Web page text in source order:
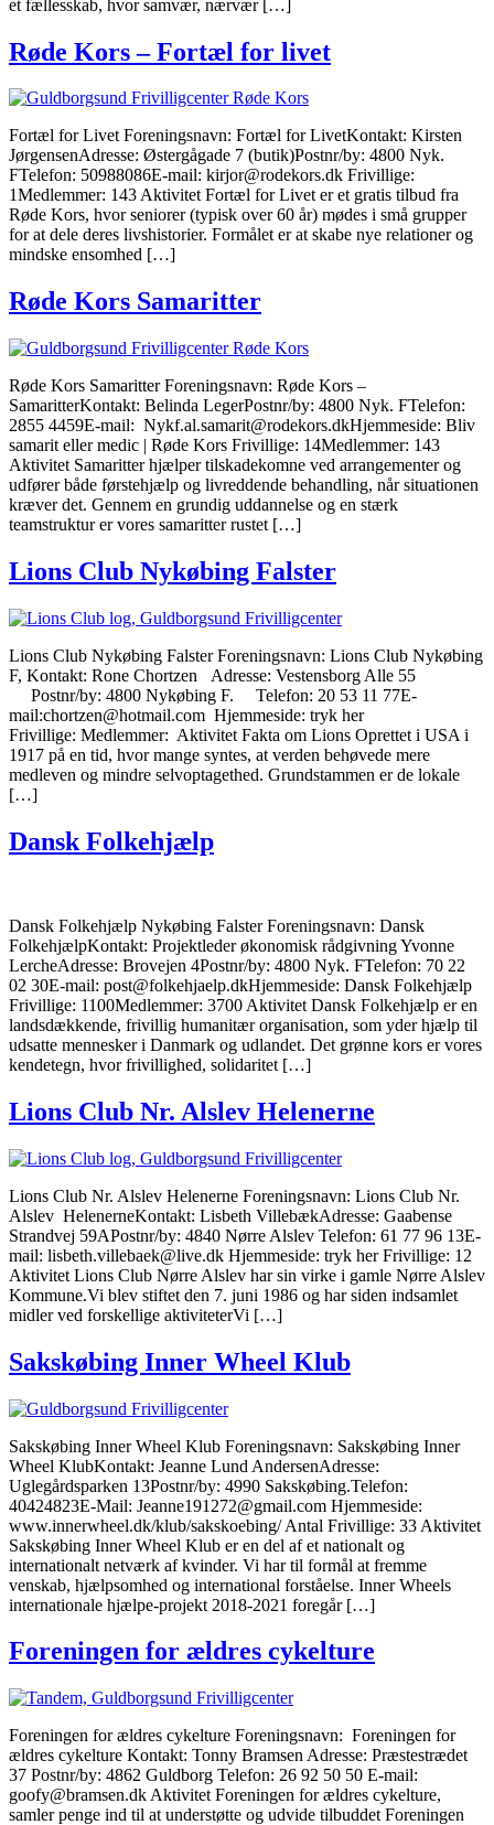
et fællesskab, hvor samvær, nærvær […]
Røde Kors – Fortæl for livet
Fortæl for Livet Foreningsnavn: Fortæl for LivetKontakt: Kirsten
JørgensenAdresse: Østergågade 7 (butik)Postnr/by: 4800 Nyk.
FTelefon: 50988086E-mail: kirjor@rodekors.dk Frivillige:
1Medlemmer: 143 Aktivitet Fortæl for Livet er et gratis tilbud fra
Røde Kors, hvor seniorer (typisk over 60 år) mødes i små grupper
for at dele deres livshistorier. Formålet er at skabe nye relationer og
mindske ensomhed […]
Røde Kors Samaritter
Røde Kors Samaritter Foreningsnavn: Røde Kors –
SamaritterKontakt: Belinda LegerPostnr/by: 4800 Nyk. FTelefon:
2855 4459E-mail: Nykf.al.samarit@rodekors.dkHjemmeside: Bliv
samarit eller medic | Røde Kors Frivillige: 14Medlemmer: 143
Aktivitet Samaritter hjælper tilskadekomne ved arrangementer og
udfører både førstehjælp og livreddende behandling, når situationen
kræver det. Gennem en grundig uddannelse og en stærk
teamstruktur er vores samaritter rustet […]
Lions Club Nykøbing Falster
Lions Club Nykøbing Falster Foreningsnavn: Lions Club Nykøbing
F, Kontakt: Rone Chortzen Adresse: Vestensborg Alle 55
Postnr/by: 4800 Nykøbing F. Telefon: 20 53 11 77E-
mail:chortzen@hotmail.com Hjemmeside: tryk her
Frivillige: Medlemmer: Aktivitet Fakta om Lions Oprettet i USA i
1917 på en tid, hvor mange syntes, at verden behøvede mere
medleven og mindre selvoptagethed. Grundstammen er de lokale
[…]
Dansk Folkehjælp
Dansk Folkehjælp Nykøbing Falster Foreningsnavn: Dansk
FolkehjælpKontakt: Projektleder økonomisk rådgivning Yvonne
LercheAdresse: Brovejen 4Postnr/by: 4800 Nyk. FTelefon: 70 22
02 30E-mail: post@folkehjaelp.dkHjemmeside: Dansk Folkehjælp
Frivillige: 1100Medlemmer: 3700 Aktivitet Dansk Folkehjælp er en
landsdækkende, frivillig humanitær organisation, som yder hjælp til
udsatte mennesker i Danmark og udlandet. Det grønne kors er vores
kendetegn, hvor frivillighed, solidaritet […]
Lions Club Nr. Alslev Helenerne
Lions Club Nr. Alslev Helenerne Foreningsnavn: Lions Club Nr.
Alslev HelenerneKontakt: Lisbeth VillebækAdresse: Gaabense
Strandvej 59APostnr/by: 4840 Nørre Alslev Telefon: 61 77 96 13E-
mail: lisbeth.villebaek@live.dk Hjemmeside: tryk her Frivillige: 12
Aktivitet Lions Club Nørre Alslev har sin virke i gamle Nørre Alslev
Kommune.Vi blev stiftet den 7. juni 1986 og har siden indsamlet
midler ved forskellige aktiviteterVi […]
Sakskøbing Inner Wheel Klub
Sakskøbing Inner Wheel Klub Foreningsnavn: Sakskøbing Inner
Wheel KlubKontakt: Jeanne Lund AndersenAdresse:
Uglegårdsparken 13Postnr/by: 4990 Sakskøbing.Telefon:
40424823E-Mail: Jeanne191272@gmail.com Hjemmeside:
www.innerwheel.dk/klub/sakskoebing/ Antal Frivillige: 33 Aktivitet
Sakskøbing Inner Wheel Klub er en del af et nationalt og
internationalt netværk af kvinder. Vi har til formål at fremme
venskab, hjælpsomhed og international forståelse. Inner Wheels
internationale hjælpe-projekt 2018-2021 foregår […]
Foreningen for ældres cykelture
Foreningen for ældres cykelture Foreningsnavn: Foreningen for
ældres cykelture Kontakt: Tonny Bramsen Adresse: Præstestrædet
37 Postnr/by: 4862 Guldborg Telefon: 26 92 50 50 E-mail:
goofy@bramsen.dk Aktivitet Foreningen for ældres cykelture,
samler penge ind til at understøtte og udvide tilbuddet Foreningen